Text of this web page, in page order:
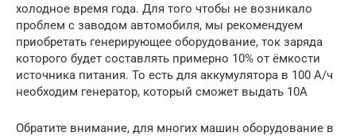
холодное время года. Для того чтобы не возникало
проблем с заводом автомобиля, мы рекомендуем
приобретать генерирующее оборудование, ток заряда
которого будет составлять примерно 10% от ёмкости
источника питания. То есть для аккумулятора в 100 А/ч
необходим генератор, который сможет выдать 10А
Обратите внимание, для многих машин оборудование в